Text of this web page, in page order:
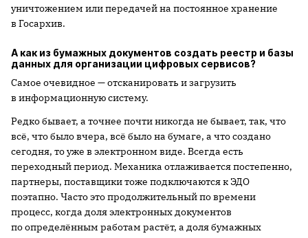
уничтожением или передачей на постоянное хранение
в Госархив.
А как из бумажных документов создать реестр и базы
данных для организации цифровых сервисов?
Самое очевидное — отсканировать и загрузить
в информационную систему.
Редко бывает, а точнее почти никогда не бывает, так, что
всё, что было вчера, всё было на бумаге, а что создано
сегодня, то уже в электронном виде. Всегда есть
переходный период. Механика отлаживается постепенно,
партнеры, поставщики тоже подключаются к ЭДО
поэтапно. Часто это продолжительный по времени
процесс, когда доля электронных документов
по определённым работам растёт, а доля бумажных